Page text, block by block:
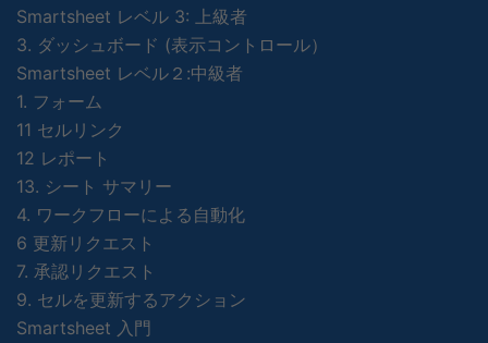
Smartsheet レベル 3: 上級者
3. ダッシュボード (表示コントロール）
Smartsheet レベル２:中級者
1. フォーム
11 セルリンク
12 レポート
13. シート サマリー
4. ワークフローによる自動化
6 更新リクエスト
7. 承認リクエスト
9. セルを更新するアクション
Smartsheet 入門